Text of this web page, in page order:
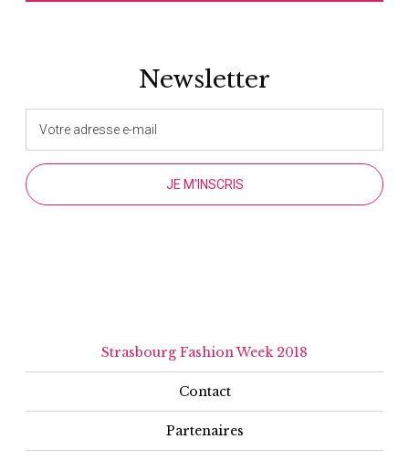
Newsletter
Strasbourg Fashion Week 2018
Contact
Partenaires